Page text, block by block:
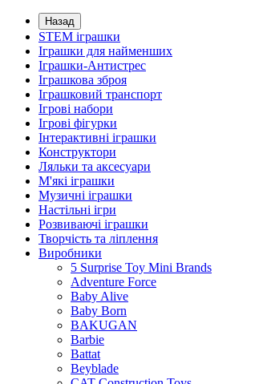
Назад
STEM іграшки
Іграшки для найменших
Іграшки-Антистрес
Іграшкова зброя
Іграшковий транспорт
Ігрові набори
Ігрові фігурки
Інтерактивні іграшки
Конструктори
Ляльки та аксесуари
М'які іграшки
Музичні іграшки
Настільні iгри
Розвиваючі іграшки
Творчість та ліплення
Виробники
5 Surprise Toy Mini Brands
Adventure Force
Baby Alive
Baby Born
BAKUGAN
Barbie
Battat
Beyblade